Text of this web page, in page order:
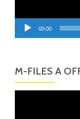
00:00
M-FILES A